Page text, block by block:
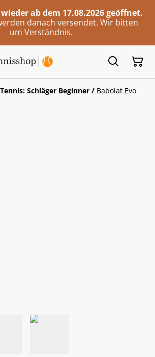
ab dem 17.08.2026 geöffnet.
danach versendet. Wir bitten
um Verständnis.
Tennis: Schläger Beginner / Babolat Evo